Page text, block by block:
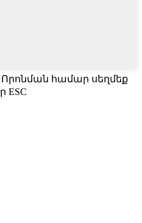
Որոնման համար սեղմեք
ESC